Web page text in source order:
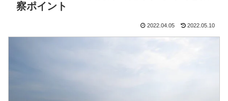
察ポイント
2022.04.05 2022.05.10